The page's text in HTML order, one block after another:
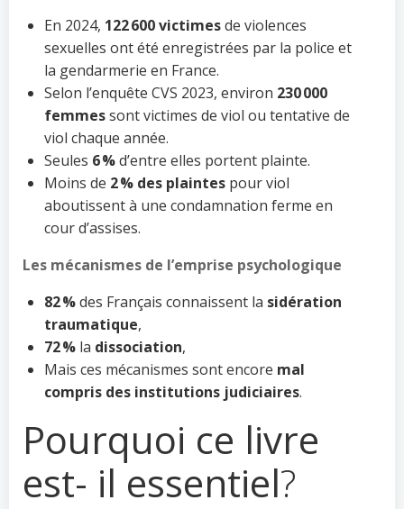
En 2024, 122 600 victimesde violences
sexuelles ont été enregistrées par la police et
la gendarmerie en France.
Selon l’enquête CVS 2023, environ 230 000
femmessont victimes de viol ou tentative de
viol chaque année.
Seules 6 %d’entre elles portent plainte.
Moins de 2 % des plaintes pour viol
aboutissent à une condamnation ferme en
cour d’assises.
Les mécanismes de l’emprise psychologique
82 %des Français connaissent la sidération
traumatique,
72 % la dissociation,
Mais ces mécanismes sont encore mal
compris des institutions judiciaires.
Pourquoi ce livre
est- il essentiel?